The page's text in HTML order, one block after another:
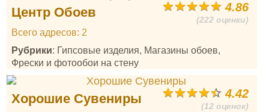
4.86
(222 оценки)
Центр Обоев
Всего адресов: 2
Рубрики: Гипсовые изделия, Магазины обоев,
Фрески и фотообои на стену
4.42
(12 оценок)
Хорошие Сувениры